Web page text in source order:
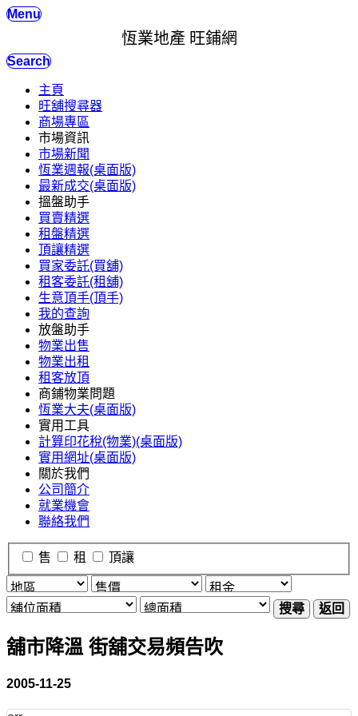
Menu
恆業地產 旺鋪網
Search
主頁
旺舖搜尋器
商場專區
市場資訊
市場新聞
恆業週報(桌面版)
最新成交(桌面版)
搵盤助手
買賣精選
租盤精選
頂讓精選
買家委託(買舖)
租客委託(租舖)
生意頂手(頂手)
我的查詢
放盤助手
物業出售
物業出租
租客放頂
商鋪物業問題
恆業大夫(桌面版)
實用工具
計算印花稅(物業)(桌面版)
實用網址(桌面版)
關於我們
公司簡介
就業機會
聯絡我們
售 租 頂讓
搜尋 返回
舖市降溫 街舖交易頻告吹
2005-11-25